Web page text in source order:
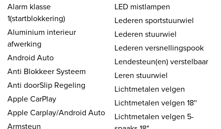
Alarm klasse
1(startblokkering)
Aluminium interieur
afwerking
Android Auto
Anti Blokkeer Systeem
Anti doorSlip Regeling
Apple CarPlay
Apple Carplay/Android Auto
Armsteun
LED mistlampen
Lederen sportstuurwiel
Lederen stuurwiel
Lederen versnellingspook
Lendesteun(en) verstelbaar
Leren stuurwiel
Lichtmetalen velgen
Lichtmetalen velgen 18''
Lichtmetalen velgen 5-